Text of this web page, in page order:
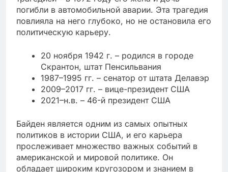
погибли в автомобильной аварии. Эта трагедия
повлияла на него глубоко, но не остановила его
политическую карьеру.
20 ноября 1942 г. – родился в городе
Скрантон, штат Пенсильвания
1987–1995 гг. – сенатор от штата Делавэр
2009–2017 гг. – вице-президент США
2021–н.в. – 46-й президент США
Байден является одним из самых опытных
политиков в истории США, и его карьера
прослеживает множество важных событий в
американской и мировой политике. Он
обладает широким кругозором и знанием в